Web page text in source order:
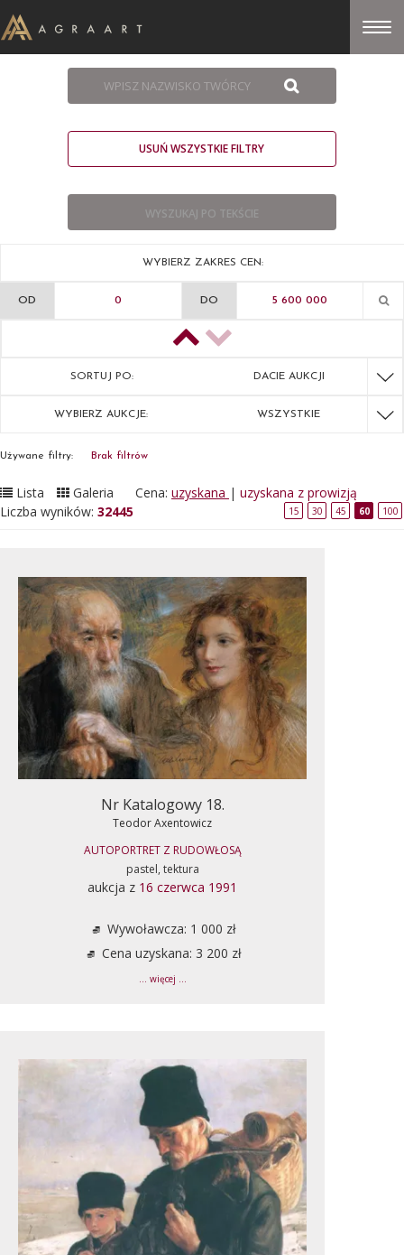
USUŃ WSZYSTKIE FILTRY
WYBIERZ ZAKRES CEN:
OD DO
SORTUJ PO: DACIE AUKCJI
WYBIERZ AUKCJE: WSZYSTKIE
Używane filtry: Brak filtrów
Lista Galeria Cena: uzyskana | uzyskana z prowizją
Liczba wyników: 32445 15 30 45 60 100
Nr Katalogowy 18.
Teodor Axentowicz
AUTOPORTRET Z RUDOWŁOSĄ
pastel, tektura
aukcja z 16 czerwca 1991
Wywoławcza: 1 000 zł
Cena uzyskana: 3 200 zł
... więcej ...